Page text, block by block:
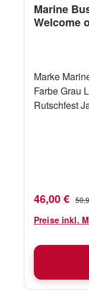
Marine
Welcome
Marke Marine
Farbe Grau Länge 70 cm Breite 50 cm
Rutschfest
46,00 €
Preise inkl.